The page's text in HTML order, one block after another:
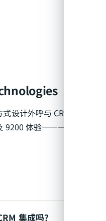
设计外呼与 CRM 流程，
9200 体验——一个合作
集成吗？